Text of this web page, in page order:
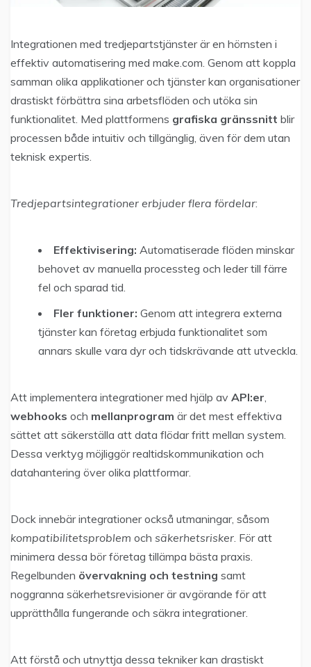
Integrationen med tredjepartstjänster är en hörnsten i
effektiv automatisering med make.com. Genom att koppla
samman olika applikationer och tjänster kan organisationer
drastiskt förbättra sina arbetsflöden och utöka sin
funktionalitet. Med plattformens grafiska gränssnitt blir
processen både intuitiv och tillgänglig, även för dem utan
teknisk expertis.
Tredjepartsintegrationer erbjuder flera fördelar:
Effektivisering: Automatiserade flöden minskar
behovet av manuella processteg och leder till färre
fel och sparad tid.
Fler funktioner: Genom att integrera externa
tjänster kan företag erbjuda funktionalitet som
annars skulle vara dyr och tidskrävande att utveckla.
Att implementera integrationer med hjälp av API:er
webhooks och mellanprogram är det mest effektiva
sättet att säkerställa att data flödar fritt mellan system.
Dessa verktyg möjliggör realtidskommunikation och
datahantering över olika plattformar.
Dock innebär integrationer också utmaningar, såsom
kompatibilitetsproblem och säkerhetsrisker . För att
minimera dessa bör företag tillämpa bästa praxis.
Regelbunden övervakning och testning samt
noggranna säkerhetsrevisioner är avgörande för att
upprätthålla fungerande och säkra integrationer.
Att förstå och utnyttja dessa tekniker kan drastiskt